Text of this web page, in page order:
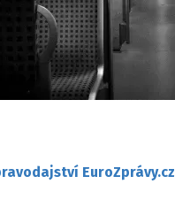
EuroZprávy.cz